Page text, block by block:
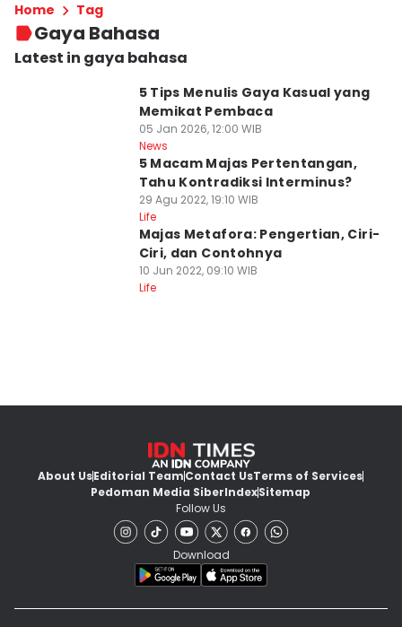
Home Tag
Gaya Bahasa
Latest in gaya bahasa
5 Tips Menulis Gaya Kasual yang
Memikat Pembaca
05 Jan 2026, 12:00 WIB
News
5 Macam Majas Pertentangan,
Tahu Kontradiksi Interminus?
29 Agu 2022, 19:10 WIB
Life
Majas Metafora: Pengertian, Ciri-
Ciri, dan Contohnya
10 Jun 2022, 09:10 WIB
Life
About UsEditorial TeamContact UsTerms of Services
Pedoman Media SiberIndexSitemap
Follow Us
Download